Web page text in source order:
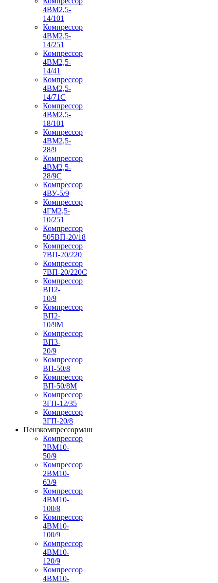
4ВМ2,5-
14/101
Компрессор
4ВМ2,5-
14/251
Компрессор
4ВМ2,5-
14/41
Компрессор
4ВМ2,5-
14/71C
Компрессор
4ВМ2,5-
18/101
Компрессор
4ВМ2,5-
28/9
Компрессор
4ВМ2,5-
28/9С
Компрессор
4ВУ-5/9
Компрессор
4ГМ2,5-
10/251
Компрессор
505ВП-20/18
Компрессор
7ВП-20/220
Компрессор
7ВП-20/220С
Компрессор
ВП2-
10/9
Компрессор
ВП2-
10/9М
Компрессор
ВП3-
20/9
Компрессор
ВП-50/8
Компрессор
ВП-50/8М
Компрессор
3ГП-12/35
Компрессор
3ГП-20/8
Пензкомпрессормаш
Компрессор
2ВМ10-
50/9
Компрессор
2ВМ10-
63/9
Компрессор
4ВМ10-
100/8
Компрессор
4ВМ10-
100/9
Компрессор
4ВМ10-
120/9
Компрессор
4ВМ10-